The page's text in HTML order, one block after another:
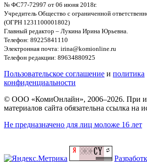
№ ФС77-72997 от 06 июня 2018г.
Учредитель Общество с ограниченной
(ОГРН 1231100001802)
Главный редактор – Лукина Ирина Юрьевна.
Телефон: 89225841110
Электронная почта: irina@komionline.ru
Телефон редакции: 89634880925
Пользовательское соглашение и политика
конфиденциальности
© ООО «КомиОнлайн», 2006–2026. При
материалов сайта обязательна ссылка на
Не предназначено для лиц моложе 16 лет